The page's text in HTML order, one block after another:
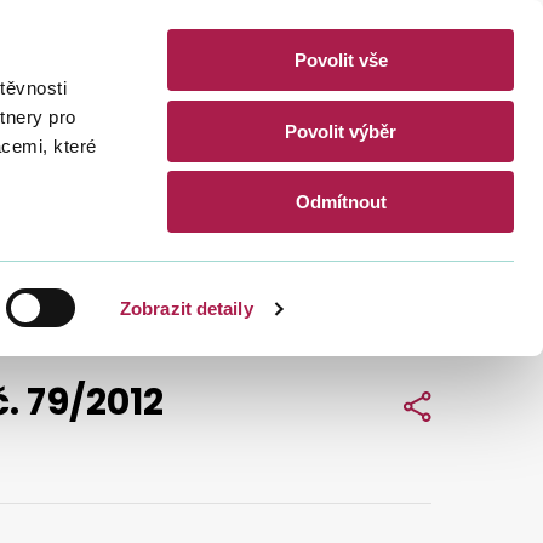
pro
které
Zobrazit detaily
Povolit vše
Povolit výběr
Odmítnout
CZ EN
79/2012 Sdílet